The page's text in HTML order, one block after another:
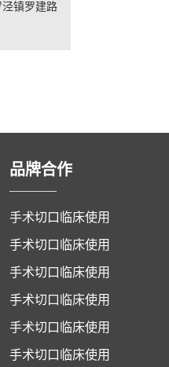
镇罗建路
品牌合作
手术切口临床使用
手术切口临床使用
手术切口临床使用
手术切口临床使用
手术切口临床使用
手术切口临床使用